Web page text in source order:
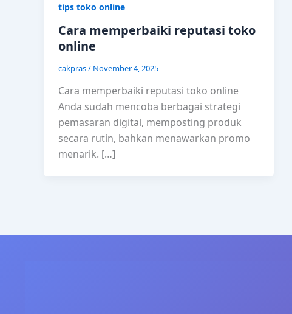
tips toko online
Cara memperbaiki reputasi toko
online
cakpras/ November 4, 2025
Cara memperbaiki reputasi toko online
Anda sudah mencoba berbagai strategi
pemasaran digital, memposting produk
secara rutin, bahkan menawarkan promo
menarik. […]